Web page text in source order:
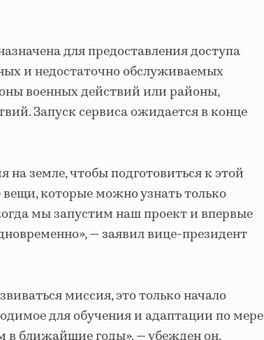
для предоставления доступа
и недостаточно обслуживаемых
военных действий или районы,
Запуск сервиса ожидается в конце
земле, чтобы подготовиться к этой
которые можно узнать только
мы запустим наш проект и впервые
— заявил вице-президент
миссия, это только начало
для обучения и адаптации по мере